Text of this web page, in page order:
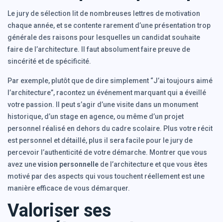
Le jury de sélection lit de nombreuses lettres de motivation
chaque année, et se contente rarement d’une présentation trop
générale des raisons pour lesquelles un candidat souhaite
faire de l’architecture. Il faut absolument faire preuve de
sincérité et de spécificité.
Par exemple, plutôt que de dire simplement “J’ai toujours aimé
l’architecture”, racontez un événement marquant qui a éveillé
votre passion. Il peut s’agir d’une visite dans un monument
historique, d’un stage en agence, ou même d’un projet
personnel réalisé en dehors du cadre scolaire. Plus votre récit
est personnel et détaillé, plus il sera facile pour le jury de
percevoir l’authenticité de votre démarche. Montrer que vous
avez unevision personnelle de l’architecture et que vous êtes
motivé par des aspects qui vous touchent réellement est une
manière efficace de vous démarquer.
Valoriser ses